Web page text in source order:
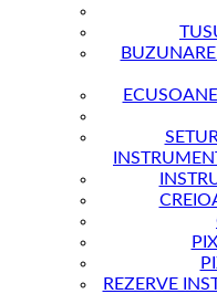
REZERVE